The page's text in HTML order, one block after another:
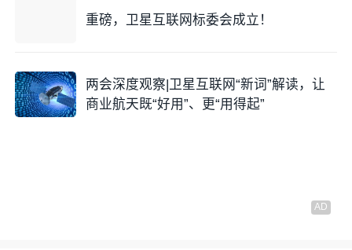
重磅，卫星互联网标委会成立！
两会深度观察|卫星互联网“新词”解读，让
商业航天既“好用”、更“用得起”